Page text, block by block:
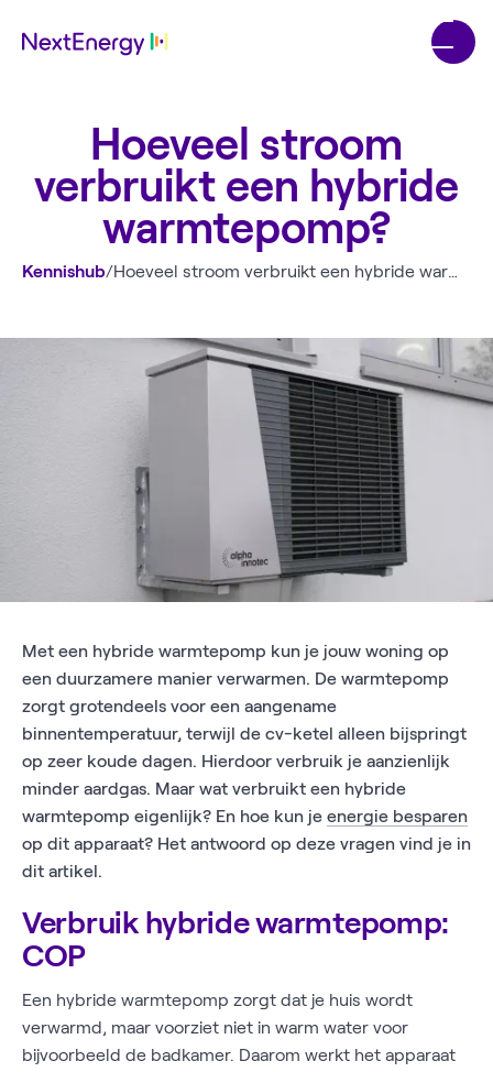
Hoeveel stroom
verbruikt een hybride
warmtepomp?
Kennishub/ Hoeveel stroom verbruikt een hybride warmtepomp?
Met een hybride warmtepomp kun je jouw woning op
een duurzamere manier verwarmen. De warmtepomp
zorgt grotendeels voor een aangename
binnentemperatuur, terwijl de cv-ketel alleen bijspringt
op zeer koude dagen. Hierdoor verbruik je aanzienlijk
minder aardgas. Maar wat verbruikt een hybride
warmtepomp eigenlijk? En hoe kun je energie besparen
op dit apparaat? Het antwoord op deze vragen vind je in
dit artikel.
Verbruik hybride warmtepomp:
COP
Een hybride warmtepomp zorgt dat je huis wordt
verwarmd, maar voorziet niet in warm water voor
bijvoorbeeld de badkamer. Daarom werkt het apparaat